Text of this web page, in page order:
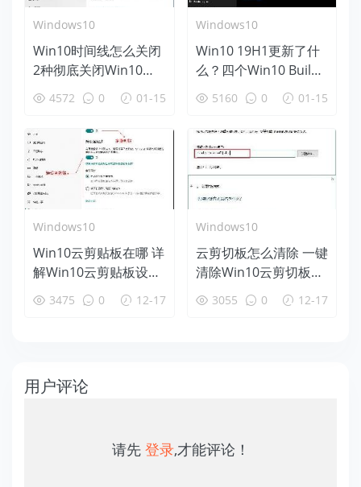
Windows10
Win10时间线怎么关闭
2种彻底关闭Win10时
间线方法
4572 0 01-15
Windows10
Win10 19H1更新了什
么？四个Win10 Build
18312新特性盘点
5160 0 01-15
Windows10
Win10云剪贴板在哪 详
解Win10云剪贴板设置
使用教程
3475 0 12-17
Windows10
云剪切板怎么清除 一键
清除Win10云剪切板方
法 3055 0 12-17
用户评论
请先 登录,才能评论！